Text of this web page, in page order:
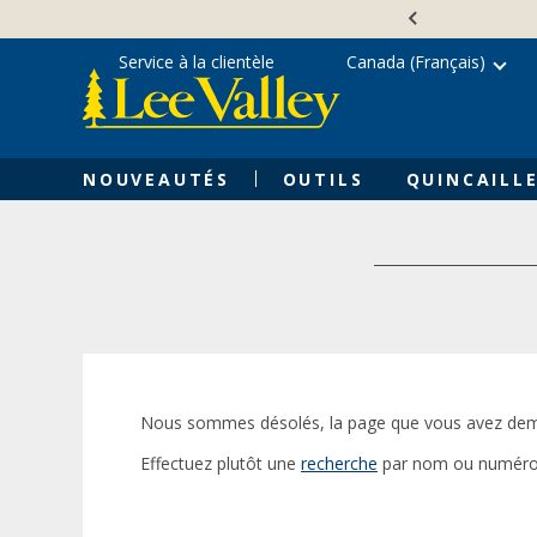
content
NOUVEAUTÉS OUTILS
Service à la clientèle Canada (Français)
Nous sommes désolés, la page que vous avez
Effectuez plutôt une recherche par nom ou